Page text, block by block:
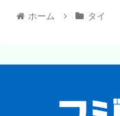
ホーム タイ